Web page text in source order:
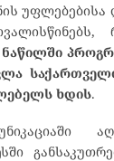
უფლებებისა
ხდის.